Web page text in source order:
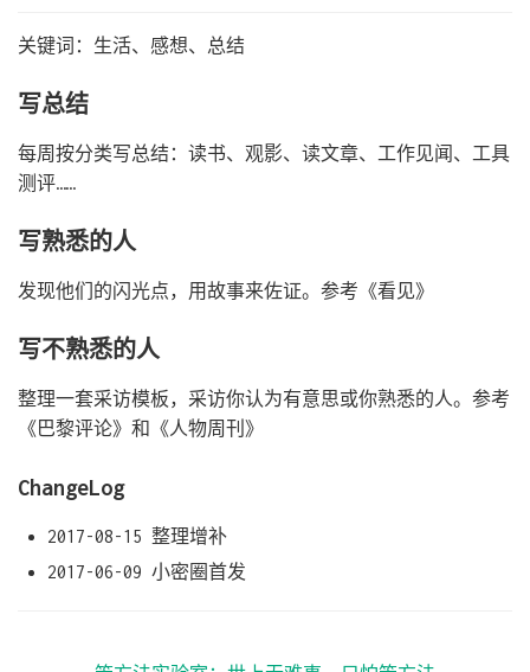
关键词：生活、感想、总结
写总结
每周按分类写总结：读书、观影、读文章、工作见闻、工具
测评……
写熟悉的人
发现他们的闪光点，用故事来佐证。参考《看见》
写不熟悉的人
整理一套采访模板，采访你认为有意思或你熟悉的人。参考
《巴黎评论》和《人物周刊》
ChangeLog
2017-08-15 整理增补
2017-06-09 小密圈首发